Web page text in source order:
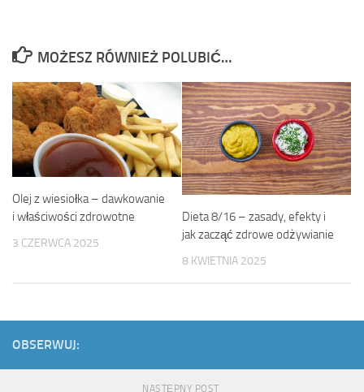
MOŻESZ RÓWNIEŻ POLUBIĆ…
Olej z wiesiołka – dawkowanie
i właściwości zdrowotne
3 CZERWCA 2025
Dieta 8/16 – zasady, efekty i
jak zacząć zdrowe odżywianie
8 KWIETNIA 2025
OBSERWUJ:
NASTĘPNY POST